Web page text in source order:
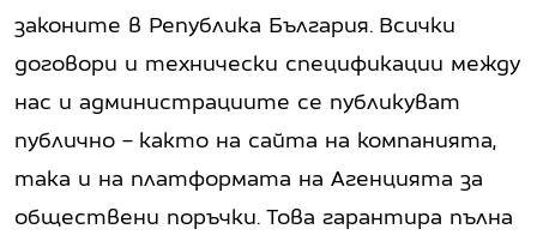
законите в Република България. Всички
договори и технически спецификации между
нас и администрациите се публикуват
публично – както на сайта на компанията,
така и на платформата на Агенцията за
обществени поръчки. Това гарантира пълна